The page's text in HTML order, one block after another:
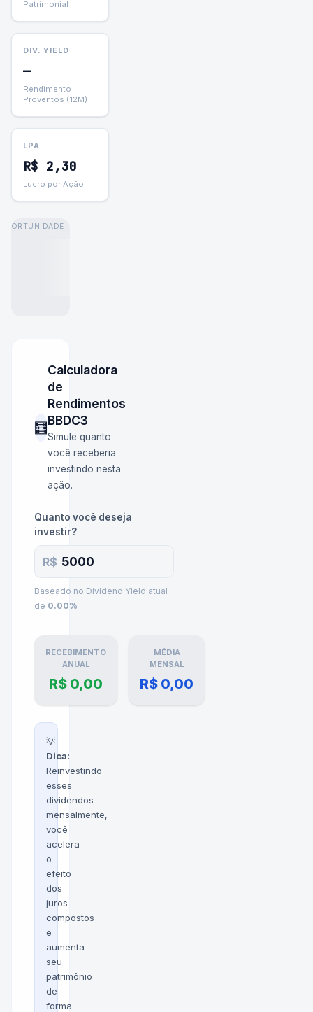
Patrimonial
DIV. YIELD
—
Rendimento
Proventos (12M)
LPA
R$ 2,30
Lucro por Ação
🧮
Calculadora
de
Rendimentos
BBDC3
Simule quanto
você receberia
investindo nesta
ação.
Quanto você deseja
investir?
R$
Baseado no Dividend Yield atual
de 0.00%
RECEBIMENTO
ANUAL
R$ 0,00
MÉDIA
MENSAL
R$ 0,00
💡
Dica:
Reinvestindo
esses
dividendos
mensalmente,
você
acelera
o
efeito
dos
juros
compostos
e
aumenta
seu
patrimônio
de
forma